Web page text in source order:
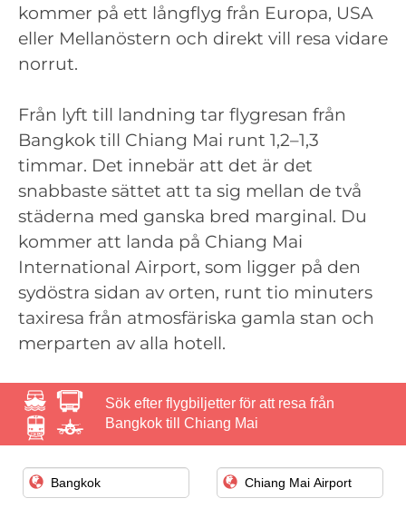
kommer på ett långflyg från Europa, USA
eller Mellanöstern och direkt vill resa vidare
norrut.
Från lyft till landning tar flygresan från
Bangkok till Chiang Mai runt 1,2–1,3
timmar. Det innebär att det är det
snabbaste sättet att ta sig mellan de två
städerna med ganska bred marginal. Du
kommer att landa på Chiang Mai
International Airport, som ligger på den
sydöstra sidan av orten, runt tio minuters
taxiresa från atmosfäriska gamla stan och
merparten av alla hotell.
Sök efter flygbiljetter för att resa från
Bangkok till Chiang Mai